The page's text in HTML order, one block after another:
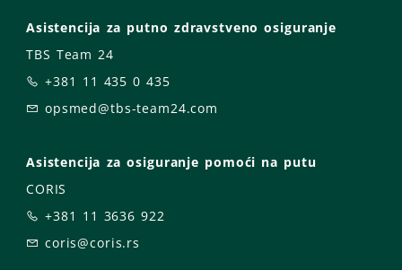
Asistencija za putno zdravstveno osiguranje
TBS Team 24
+381 11 435 0 435
opsmed@tbs-team24.com
Asistencija za osiguranje pomoći na putu
CORIS
+381 11 3636 922
coris@coris.rs